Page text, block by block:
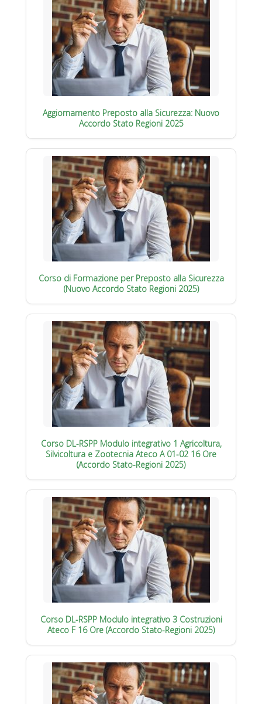
Aggiornamento Preposto alla Sicurezza: Nuovo
Accordo Stato Regioni 2025
Corso di Formazione per Preposto alla Sicurezza
(Nuovo Accordo Stato Regioni 2025)
Corso DL-RSPP Modulo integrativo 1 Agricoltura,
Silvicoltura e Zootecnia Ateco A 01-02 16 Ore
(Accordo Stato-Regioni 2025)
Corso DL-RSPP Modulo integrativo 3 Costruzioni
Ateco F 16 Ore (Accordo Stato-Regioni 2025)